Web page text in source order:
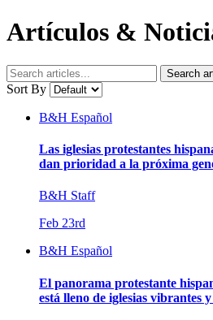
Artículos &
Search
Sort By
B&H Español
Las iglesias protestantes
dan prioridad a la próxima
B&H Staff
Feb 23rd
B&H Español
El panorama protestante
está lleno de iglesias vibrantes